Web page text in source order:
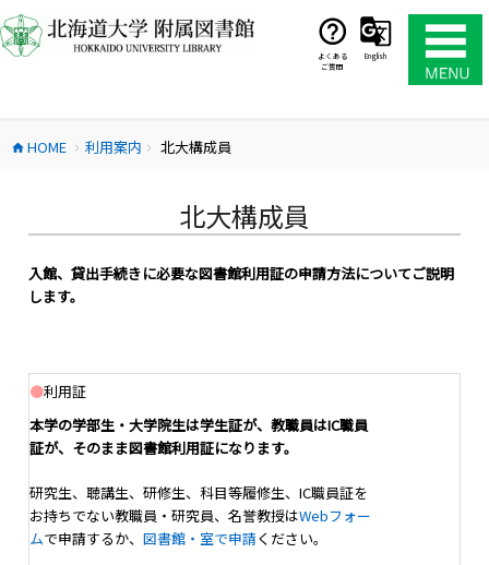
ン
テ
ス
よくある
ご質問
English
home HOME chevron_right 利用案内 chevron_right 北大構成員
北大構成員
入館、貸出手続きに必要な図書館利用証の申請方法についてご説明
します。
●利用証
本学の学部生・大学院生は学生証が、教職員はIC職員
証が、そのまま図書館利用証になります。
研究生、聴講生、研修生、科目等履修生、IC職員証を
お持ちでない教職員・研究員、名誉教授はWebフォー
ムで申請するか、 図書館・室で申請ください。